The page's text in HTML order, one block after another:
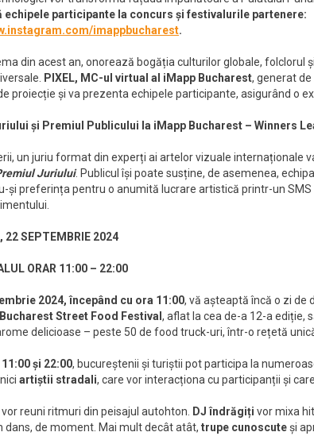
echipele participante la concurs și festivalurile partenere:
imappbucharest.
din acest an, onorează bogăția culturilor globale, folclorul
PIXEL, MC-ul virtual al iMapp Bucharest, generat
proiecție și va prezenta echipele participante, asigurând o
și Premiul Publicului la iMapp Bucharest – Winners
un juriu format din experți ai artelor vizuale internaționale
Juriului. Publicul își poate susține, de asemenea,
și preferința pentru o anumită lucrare artistică printr-un
22 SEPTEMBRIE 2024
ORAR 11:00 – 22:00
2024, începând cu ora 11:00, vă așteaptă încă o zi de
Bucharest Street Food Festival , aflat la cea de-a 12-a ediție,
delicioase – peste 50 de food truck-uri, într-o rețetă
și 22:00, bucureștenii și turiștii pot participa la
artiștii stradali, care vor interacționa cu participanții și
reuni ritmuri din peisajul autohton. DJ îndrăgiți vor mixa
dans, de moment. Mai mult decât atât, trupe cunoscuteși